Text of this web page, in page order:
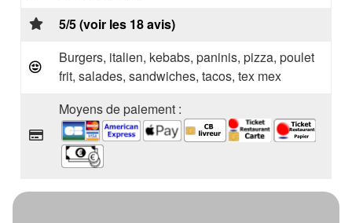
5/5 (voir les 18 avis)
Burgers, italien, kebabs, paninis, pizza, poulet
frit, salades, sandwiches, tacos, tex mex
Moyens de paiement :